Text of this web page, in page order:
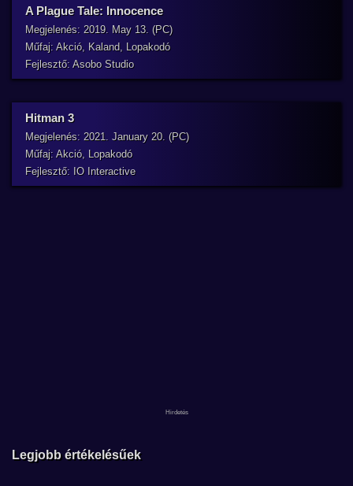
A Plague Tale: Innocence
Megjelenés: 2019. May 13. (PC)
Műfaj: Akció, Kaland, Lopakodó
Fejlesztő: Asobo Studio
Hitman 3
Megjelenés: 2021. January 20. (PC)
Műfaj: Akció, Lopakodó
Fejlesztő: IO Interactive
Legjobb értékelésűek